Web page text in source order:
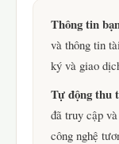
Thông tin
và thông tin
ký và giao
Tự động thu
đã truy cập
công nghệ